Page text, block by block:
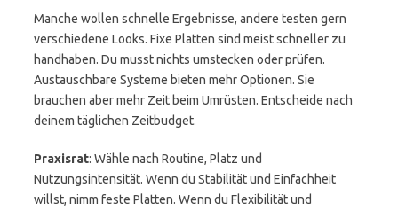
Manche wollen schnelle Ergebnisse, andere testen gern
verschiedene Looks. Fixe Platten sind meist schneller zu
handhaben. Du musst nichts umstecken oder prüfen.
Austauschbare Systeme bieten mehr Optionen. Sie
brauchen aber mehr Zeit beim Umrüsten. Entscheide nach
deinem täglichen Zeitbudget.
Praxisrat: Wähle nach Routine, Platz und
Nutzungsintensität. Wenn du Stabilität und Einfachheit
willst, nimm feste Platten. Wenn du Flexibilität und